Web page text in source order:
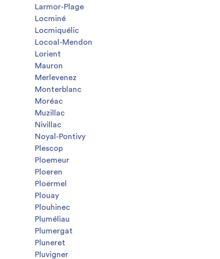
Larmor-Plage
Locminé
Locmiquélic
Locoal-Mendon
Lorient
Mauron
Merlevenez
Monterblanc
Moréac
Muzillac
Nivillac
Noyal-Pontivy
Plescop
Ploemeur
Ploeren
Ploërmel
Plouay
Plouhinec
Pluméliau
Plumergat
Pluneret
Pluvigner